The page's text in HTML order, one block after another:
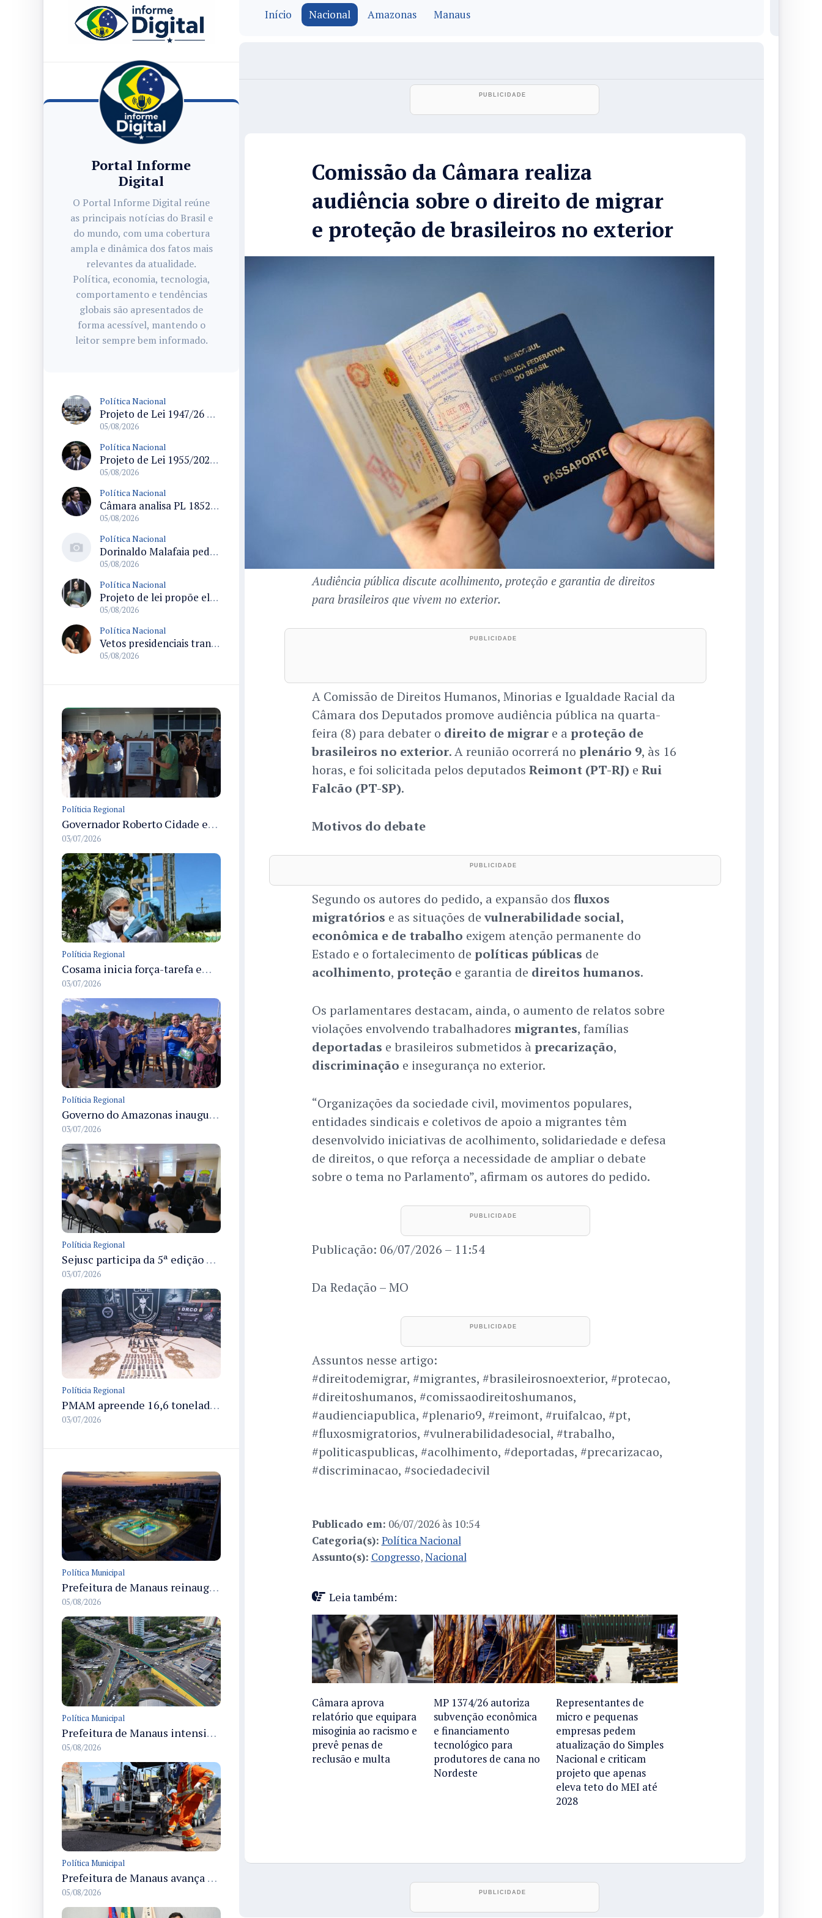
Portal Informe
Digital
O Portal Informe Digital reúne
as principais notícias do Brasil e
do mundo, com uma cobertura
ampla e dinâmica dos fatos mais
relevantes da atualidade.
Política, economia, tecnologia,
comportamento e tendências
globais são apresentados de
forma acessível, mantendo o
leitor sempre bem informado.
Política Nacional
Projeto de Lei 1947/26 propõe fim de margens para cartão de crédito e consignado do INSS
05/08/2026
Política Nacional
Projeto de Lei 1955/2026 propõe criação de geração livre de fumo ao restringir venda de vapes a nascidos desde 1º de janeiro de 2009
05/08/2026
Política Nacional
Câmara analisa PL 1852/26 que institui Política Nacional de Gestão de Desempenho e Eficiência para servidores públicos
05/08/2026
Política Nacional
Dorinaldo Malafaia pede vacinação ativa ao Ministério da Saúde para reverter queda na cobertura vacinal no Brasil
05/08/2026
Política Nacional
Projeto de lei propõe elevar para R$ 250 mil limite de isenção do IPI para pessoas com deficiência e autismo
05/08/2026
Política Nacional
Vetos presidenciais trancam a pauta do Congresso com 87 itens pendentes e incluem trechos do Orçamento de 2026
05/08/2026
Políticia Regional
Governador Roberto Cidade entrega readequação do ambulatório da FCecon e amplia capacidade de atendimento oncológico em Manaus
03/07/2026
Políticia Regional
Cosama inicia força-tarefa em Anamã para fortalecer abastecimento de água e segurança hídrica da população
03/07/2026
Políticia Regional
Governo do Amazonas inaugura primeiro Castramóvel Fluvial para atendimento veterinário às comunidades ribeirinhas e castração gratuita
03/07/2026
Políticia Regional
Sejusc participa da 5ª edição do Caminhos Literários com foco na cultura hip-hop nas unidades socioeducativas
03/07/2026
Políticia Regional
PMAM apreende 16,6 toneladas de entorpecentes e registra aumento nas prisões em flagrante e nas capturas de foragidos no primeiro semestre de 2026
03/07/2026
Política Municipal
Prefeitura de Manaus reinaugura o Velódromo Professora Alzira Campos e entrega espaço esportivo totalmente revitalizado
05/08/2026
Política Municipal
Prefeitura de Manaus intensifica obras de modernização no viaduto Miguel Arraes para ampliar segurança e acessibilidade na região
05/08/2026
Política Municipal
Prefeitura de Manaus avança com recapeamento no Parque Rio Solimões e cobre cerca de 30 ruas
05/08/2026
Início Nacional Amazonas Manaus
Comissão da Câmara realiza
audiência sobre o direito de migrar
e proteção de brasileiros no exterior
Audiência pública discute acolhimento, proteção e garantia de direitos
para brasileiros que vivem no exterior.
A Comissão de Direitos Humanos, Minorias e Igualdade Racial da
Câmara dos Deputados promove audiência pública na quarta-
feira (8) para debater o direito de migrare a proteção de
brasileiros no exterior. A reunião ocorrerá no plenário 9, às 16
horas, e foi solicitada pelos deputados Reimont (PT-RJ) e Rui
Falcão (PT-SP).
Motivos do debate
Segundo os autores do pedido, a expansão dos fluxos
migratórios e as situações devulnerabilidade social,
econômica e de trabalho exigem atenção permanente do
Estado e o fortalecimento de políticas públicas de
acolhimento, proteção e garantia de direitos humanos.
Os parlamentares destacam, ainda, o aumento de relatos sobre
violações envolvendo trabalhadores migrantes, famílias
deportadas e brasileiros submetidos à precarização,
discriminação e insegurança no exterior.
“Organizações da sociedade civil, movimentos populares,
entidades sindicais e coletivos de apoio a migrantes têm
desenvolvido iniciativas de acolhimento, solidariedade e defesa
de direitos, o que reforça a necessidade de ampliar o debate
sobre o tema no Parlamento”, afirmam os autores do pedido.
Publicação: 06/07/2026 – 11:54
Da Redação – MO
Assuntos nesse artigo:
#direitodemigrar, #migrantes, #brasileirosnoexterior, #protecao,
#direitoshumanos, #comissaodireitoshumanos,
#audienciapublica, #plenario9, #reimont, #ruifalcao, #pt,
#fluxosmigratorios, #vulnerabilidadesocial, #trabalho,
#politicaspublicas, #acolhimento, #deportadas, #precarizacao,
#discriminacao, #sociedadecivil
Publicado em: 06/07/2026 às 10:54
Categoria(s): Política Nacional
Assunto(s): Congresso,Nacional
Leia também:
Câmara aprova
relatório que equipara
misoginia ao racismo e
prevê penas de
reclusão e multa
MP 1374/26 autoriza
subvenção econômica
e financiamento
tecnológico para
produtores de cana no
Nordeste
Representantes de
micro e pequenas
empresas pedem
atualização do Simples
Nacional e criticam
projeto que apenas
eleva teto do MEI até
2028